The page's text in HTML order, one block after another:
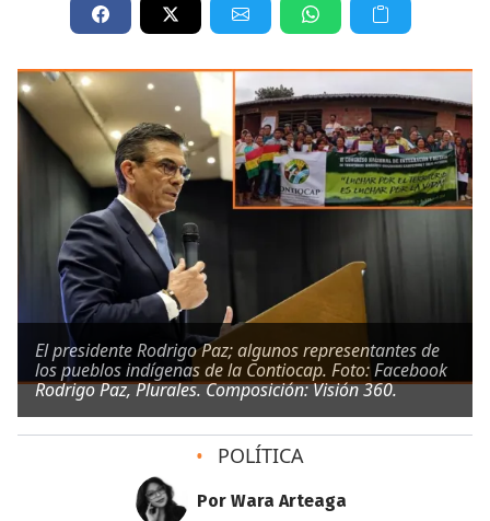
El presidente Rodrigo Paz; algunos representantes de
los pueblos indígenas de la Contiocap. Foto: Facebook
Rodrigo Paz, Plurales. Composición: Visión 360.
• POLÍTICA
Por Wara Arteaga